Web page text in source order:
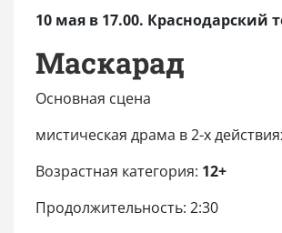
10 мая в 17.00. Краснодарский
Маскарад
Основная сцена
мистическая драма в 2-х
Возрастная категория: 12+
Продолжительность: 2:30